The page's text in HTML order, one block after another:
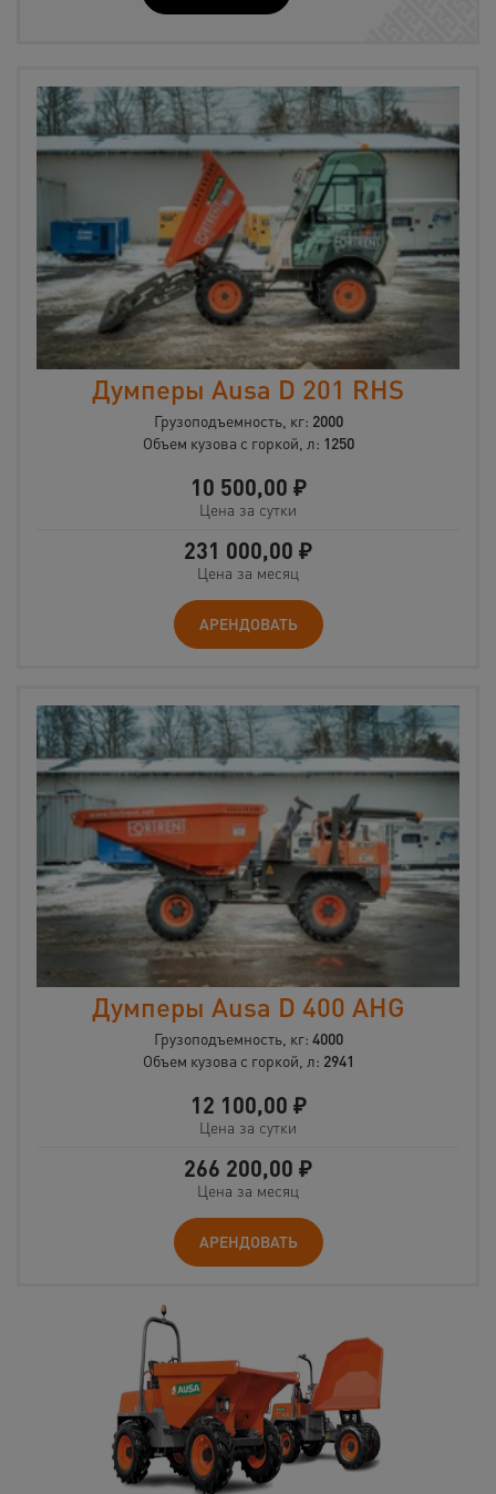
Думперы Ausa D 201 RHS
Грузоподъемность, кг: 2000
Объем кузова с горкой, л: 1250
10 500,00 ₽
Цена за сутки
231 000,00 ₽
Цена за месяц
АРЕНДОВАТЬ
Думперы Ausa D 400 AHG
Грузоподъемность, кг: 4000
Объем кузова с горкой, л: 2941
12 100,00 ₽
Цена за сутки
266 200,00 ₽
Цена за месяц
АРЕНДОВАТЬ